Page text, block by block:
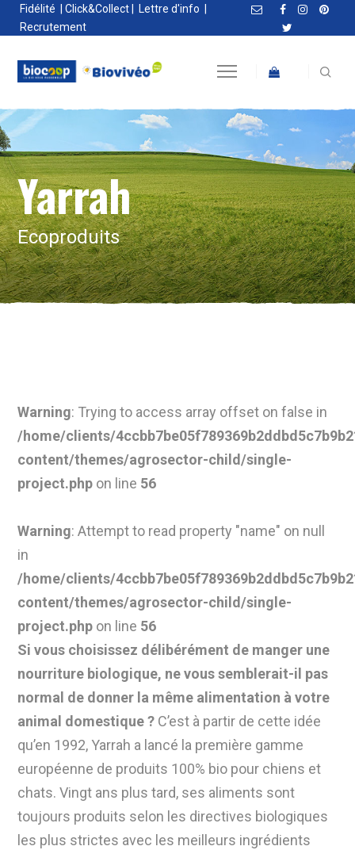
Fidélité |Click&Collect Lettre d'info
Recrutement
Yarrah
Ecoproduits
Warning: Trying to access array offset on false in
/home/clients/
content/themes/agrosector-child/single-
project.php on line 56
Warning: Attempt to read property "name" on null
in
/home/clients/
content/themes/agrosector-child/single-
project.php on line 56
Si vous choisissez délibérément de manger une
nourriture biologique, ne vous semblerait-il pas
normal de donner la même alimentation à votre
animal domestique ? C’est à partir de cette idée
qu’en 1992, Yarrah a lancé la première gamme
européenne de produits 100% bio pour chiens et
chats. Vingt ans plus tard, ses aliments sont
toujours produits selon les directives biologiques
les plus strictes avec les meilleurs ingrédients